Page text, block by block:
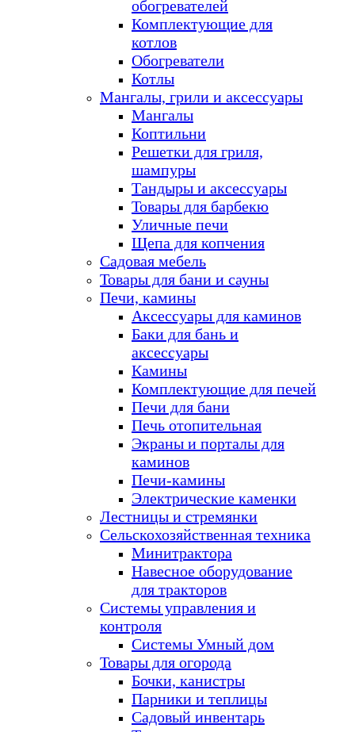
обогревателей
Комплектующие для
котлов
Обогреватели
Котлы
Мангалы, грили и аксессуары
Мангалы
Коптильни
Решетки для гриля,
шампуры
Тандыры и аксессуары
Товары для барбекю
Уличные печи
Щепа для копчения
Садовая мебель
Товары для бани и сауны
Печи, камины
Аксессуары для каминов
Баки для бань и
аксессуары
Камины
Комплектующие для печей
Печи для бани
Печь отопительная
Экраны и порталы для
каминов
Печи-камины
Электрические каменки
Лестницы и стремянки
Сельскохозяйственная техника
Минитрактора
Навесное оборудование
для тракторов
Системы управления и
контроля
Системы Умный дом
Товары для огорода
Бочки, канистры
Парники и теплицы
Садовый инвентарь